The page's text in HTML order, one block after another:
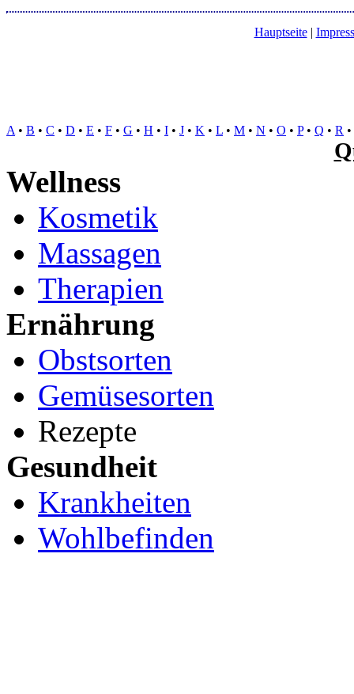
Hauptseite|
A • B • C • D • E • F • G • H • I • J • K • L • M • N • O • P• Q • R •
Wellness
Kosmetik
Massagen
Therapien
Ernährung
Obstsorten
Gemüsesorten
Rezepte
Gesundheit
Krankheiten
Wohlbefinden